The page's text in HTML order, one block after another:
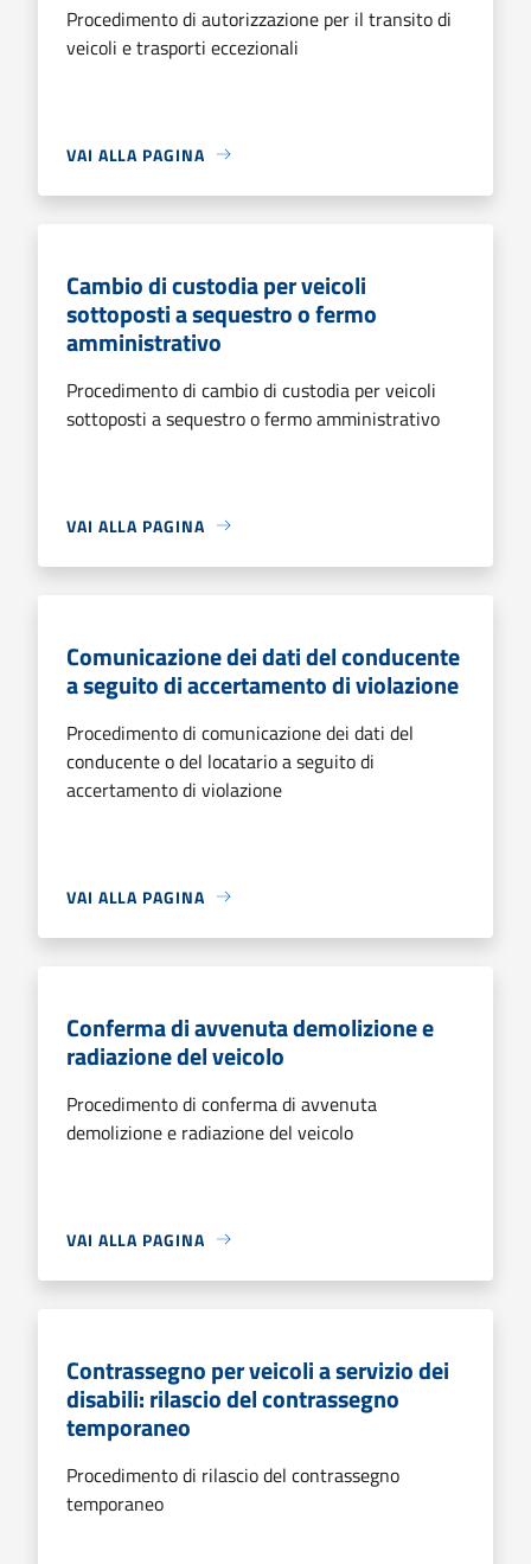
Procedimento di autorizzazione per il transito di
veicoli e trasporti eccezionali
VAI ALLA PAGINA
Cambio di custodia per veicoli
sottoposti a sequestro o fermo
amministrativo
Procedimento di cambio di custodia per veicoli
sottoposti a sequestro o fermo amministrativo
VAI ALLA PAGINA
Comunicazione dei dati del conducente
a seguito di accertamento di violazione
Procedimento di comunicazione dei dati del
conducente o del locatario a seguito di
accertamento di violazione
VAI ALLA PAGINA
Conferma di avvenuta demolizione e
radiazione del veicolo
Procedimento di conferma di avvenuta
demolizione e radiazione del veicolo
VAI ALLA PAGINA
Contrassegno per veicoli a servizio dei
disabili: rilascio del contrassegno
temporaneo
Procedimento di rilascio del contrassegno
temporaneo